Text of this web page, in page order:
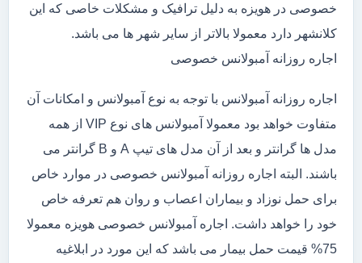
خصوصی در هویزه به دلیل ترافیک و مشکلات خاصی که این
کلانشهر دارد معمولا بالاتر از سایر شهر ها می باشد.
اجاره روزانه آمبولانس خصوصی
اجاره روزانه آمبولانس با توجه به نوع آمبولانس و امکانات آن
متفاوت خواهد بود معمولا آمبولانس های نوع VIP از همه
مدل ها گرانتر و بعد از آن مدل های تیپ A و B گرانتر می
باشند. البته اجاره روزانه آمبولانس خصوصی در موارد خاص
برای حمل نوزاد و بیماران اعصاب و روان هم تعرفه خاص
خود را خواهد داشت. اجاره آمبولانس خصوصی هویزه معمولا
75% قیمت حمل بیمار می باشد که این مورد در ابلاغیه